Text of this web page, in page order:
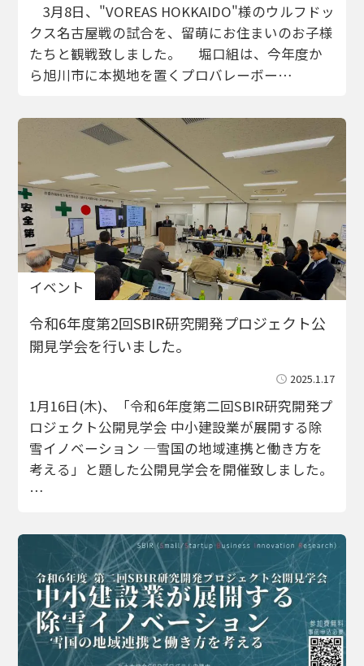
3月8日、"VOREAS HOKKAIDO"様のウルフドッ
クス名古屋戦の試合を、留萌にお住まいのお子様
たちと観戦致しました。 堀口組は、今年度か
ら旭川市に本拠地を置くプロバレーボー…
イベント
令和6年度第2回SBIR研究開発プロジェクト公
開見学会を行いました。
2025.1.17
1月16日(木)、「令和6年度第二回SBIR研究開発プ
ロジェクト公開見学会 中小建設業が展開する除
雪イノベーション ―雪国の地域連携と働き方を
考える」と題した公開見学会を開催致しました。
…